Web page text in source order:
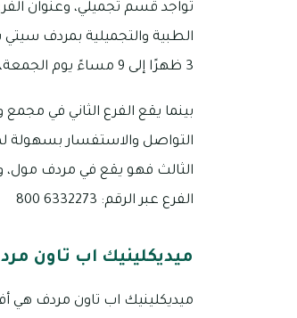
تواجد قسم تجميلي، وعنوان
3 ظهرًا إلى 9 مساءً يوم الجمعة، ورقم التواصل هو: 6332273 800
الفرع عبر الرقم: 6332273 800
ميديكلينيك اب تاون
ميديكلينيك اب تاون مردف هي